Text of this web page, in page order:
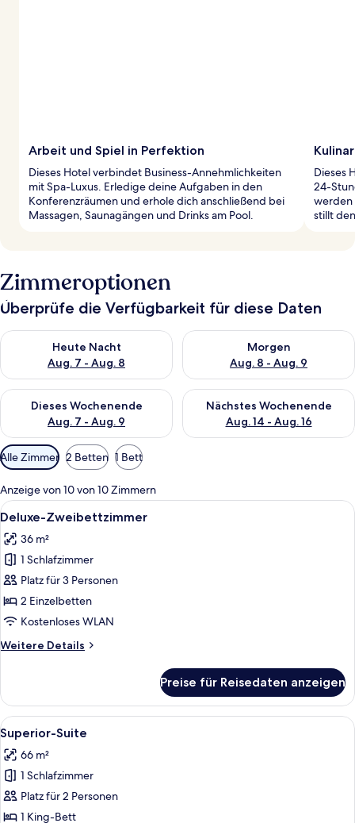
Arbeit und Spiel in Perfektion
Dieses Hotel verbindet Business-Annehmlichkeiten
mit Spa-Luxus. Erledige deine Aufgaben in den
Konferenzräumen und erhole dich anschließend bei
Massagen, Saunagängen und Drinks am Pool.
Dieses
24-
werden
stillt
Zimmeroptionen
Überprüfe die Verfügbarkeit für diese Daten
Heute Nacht
Aug. 7 - Aug. 8
Überprüfe die Verfügbarkeit für heute Nacht, Aug. 7 - Aug. 8.
Morgen
Aug. 8 - Aug. 9
Überprüfe die Verfügbarkeit
Dieses Wochenende
Aug. 7 - Aug. 9
Überprüfe die Verfügbarkeit für dieses Wochenende, Aug. 7
Nächstes Wochenende
Aug. 14 - Aug. 16
Überprüfe die Verfügbarkeit
Verfügbare
Filter
für
Zimmer
Alle Zimmer 2 Betten 1 Bett
Anzeige von 10 von 10 Zimmern
Alle
Fotos
für
Deluxe-
Zweibettzimmer
anzeigen
Ein Hotelzimmer mit zwei Betten,
3
Deluxe-Zweibettzimmer
36 m²
1 Schlafzimmer
Platz für 3 Personen
2 Einzelbetten
Kostenloses WLAN
Weitere Details
Weitere
Zweibettzimmer
Preise für Reisedaten anzeigen
Alle
Fotos
für
Superior-
Suite
anzeigen
Ein Hotelzimmer mit einer Couch,
5
Superior-Suite
66 m²
1 Schlafzimmer
Platz für 2 Personen
1 King-Bett